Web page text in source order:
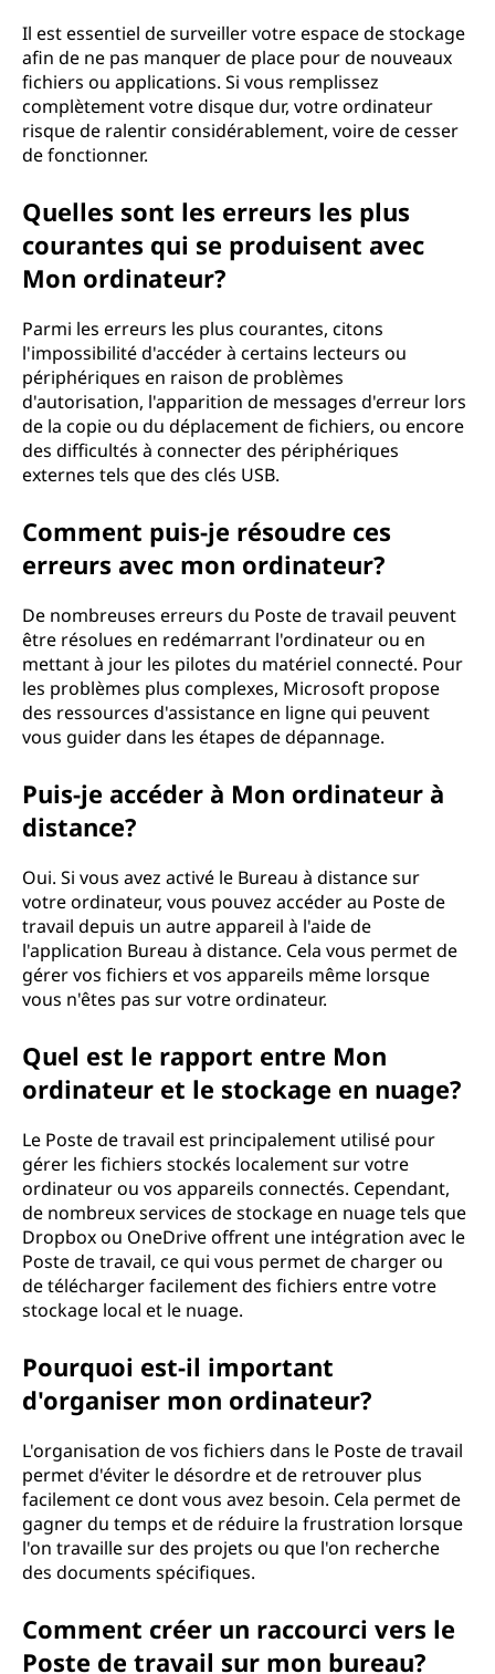
Il est essentiel de surveiller votre espace de stockage
afin de ne pas manquer de place pour de nouveaux
fichiers ou applications. Si vous remplissez
complètement votre disque dur, votre ordinateur
risque de ralentir considérablement, voire de cesser
de fonctionner.
Quelles sont les erreurs les plus
courantes qui se produisent avec
Mon ordinateur?
Parmi les erreurs les plus courantes, citons
l'impossibilité d'accéder à certains lecteurs ou
périphériques en raison de problèmes
d'autorisation, l'apparition de messages d'erreur lors
de la copie ou du déplacement de fichiers, ou encore
des difficultés à connecter des périphériques
externes tels que des clés USB.
Comment puis-je résoudre ces
erreurs avec mon ordinateur?
De nombreuses erreurs du Poste de travail peuvent
être résolues en redémarrant l'ordinateur ou en
mettant à jour les pilotes du matériel connecté. Pour
les problèmes plus complexes, Microsoft propose
des ressources d'assistance en ligne qui peuvent
vous guider dans les étapes de dépannage.
Puis-je accéder à Mon ordinateur à
distance?
Oui. Si vous avez activé le Bureau à distance sur
votre ordinateur, vous pouvez accéder au Poste de
travail depuis un autre appareil à l'aide de
l'application Bureau à distance. Cela vous permet de
gérer vos fichiers et vos appareils même lorsque
vous n'êtes pas sur votre ordinateur.
Quel est le rapport entre Mon
ordinateur et le stockage en nuage?
Le Poste de travail est principalement utilisé pour
gérer les fichiers stockés localement sur votre
ordinateur ou vos appareils connectés. Cependant,
de nombreux services de stockage en nuage tels que
Dropbox ou OneDrive offrent une intégration avec le
Poste de travail, ce qui vous permet de charger ou
de télécharger facilement des fichiers entre votre
stockage local et le nuage.
Pourquoi est-il important
d'organiser mon ordinateur?
L'organisation de vos fichiers dans le Poste de travail
permet d'éviter le désordre et de retrouver plus
facilement ce dont vous avez besoin. Cela permet de
gagner du temps et de réduire la frustration lorsque
l'on travaille sur des projets ou que l'on recherche
des documents spécifiques.
Comment créer un raccourci vers le
Poste de travail sur mon bureau?